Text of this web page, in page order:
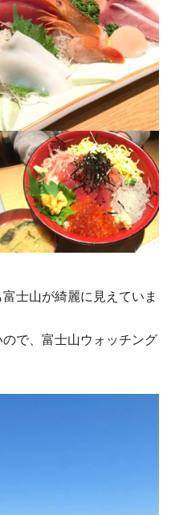
士山が綺麗に見えていま
で、富士山ウォッチング